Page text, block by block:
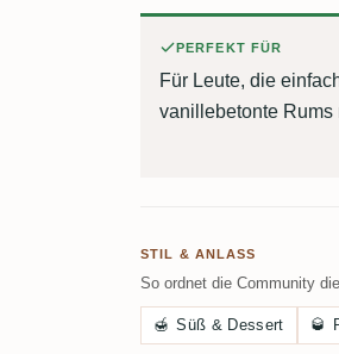
PERFEKT FÜR
Für Leute, die
vanillebetonte Rums
STIL & ANLASS
So ordnet die Community
🍯 Süß & Dessert 🥃